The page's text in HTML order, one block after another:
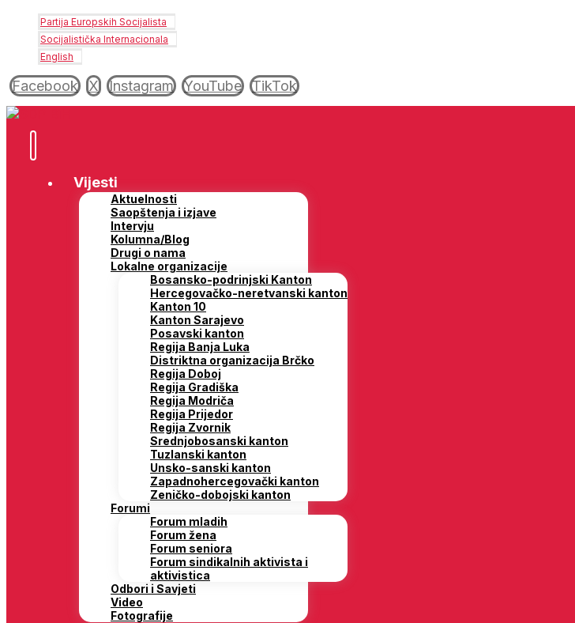
Partija Europskih Socijalista
Socijalistička Internacionala
English
Facebook X Instagram YouTube TikTok
Vijesti
Aktuelnosti
Saopštenja i izjave
Intervju
Kolumna/Blog
Drugi o nama
Lokalne organizacije
Bosansko-podrinjski Kanton
Hercegovačko-neretvanski kanton
Kanton 10
Kanton Sarajevo
Posavski kanton
Regija Banja Luka
Distriktna organizacija Brčko
Regija Doboj
Regija Gradiška
Regija Modriča
Regija Prijedor
Regija Zvornik
Srednjobosanski kanton
Tuzlanski kanton
Unsko-sanski kanton
Zapadnohercegovački kanton
Zeničko-dobojski kanton
Forumi
Forum mladih
Forum žena
Forum seniora
Forum sindikalnih aktivista i
aktivistica
Odbori i Savjeti
Video
Fotografije